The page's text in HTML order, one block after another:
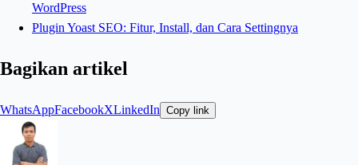
WordPress
Plugin Yoast SEO: Fitur, Install, dan Cara Settingnya
Bagikan artikel
WhatsAppFacebookXLinkedIn Copy link